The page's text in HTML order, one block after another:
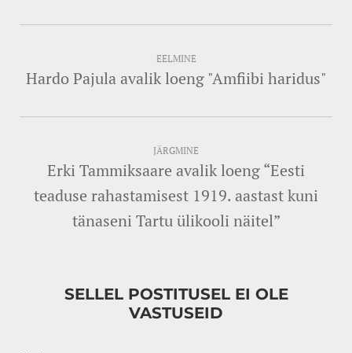
EELMINE
Hardo Pajula avalik loeng "Amfiibi haridus"
JÄRGMINE
Erki Tammiksaare avalik loeng “Eesti
teaduse rahastamisest 1919. aastast kuni
tänaseni Tartu ülikooli näitel”
SELLEL POSTITUSEL EI OLE
VASTUSEID